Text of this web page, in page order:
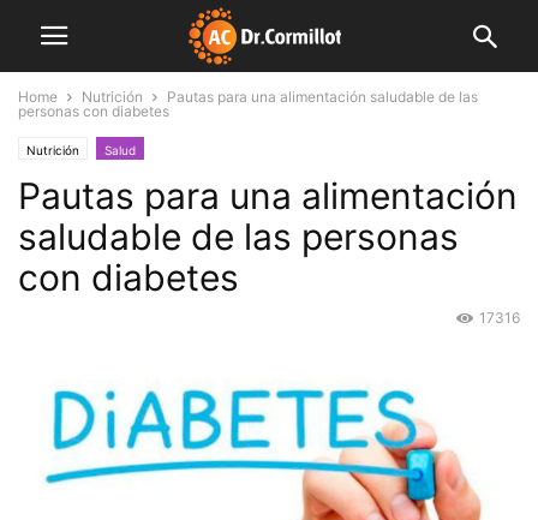
Home Nutrición
Pautas para una alimentación saludable de las
personas con diabetes
Nutrición Salud
Pautas para una alimentación
saludable de las personas
con diabetes
17316